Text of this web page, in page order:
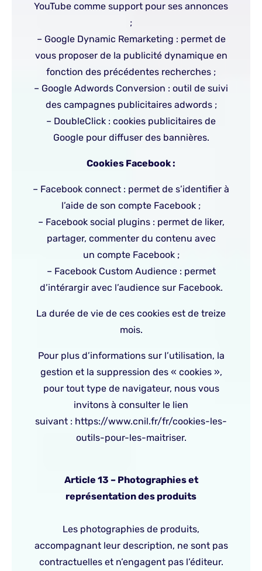
YouTube comme support pour ses annonces
;
– Google Dynamic Remarketing : permet de
vous proposer de la publicité dynamique en
fonction des précédentes recherches ;
– Google Adwords Conversion : outil de suivi
des campagnes publicitaires adwords ;
– DoubleClick : cookies publicitaires de
Google pour diffuser des bannières.
Cookies Facebook :
– Facebook connect : permet de s’identifier à
l’aide de son compte Facebook ;
– Facebook social plugins : permet de liker,
partager, commenter du contenu avec
un compte Facebook ;
– Facebook Custom Audience : permet
d’intérargir avec l’audience sur Facebook.
La durée de vie de ces cookies est de treize
mois.
Pour plus d’informations sur l’utilisation, la
gestion et la suppression des « cookies »,
pour tout type de navigateur, nous vous
invitons à consulter le lien
suivant : https://www.cnil.fr/fr/cookies-les-
outils-pour-les-maitriser.
Article 13 – Photographies et
représentation des produits
Les photographies de produits,
accompagnant leur description, ne sont pas
contractuelles et n’engagent pas l’éditeur.